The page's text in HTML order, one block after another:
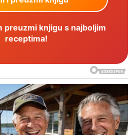
preuzmi knjigu s najboljim
receptima!